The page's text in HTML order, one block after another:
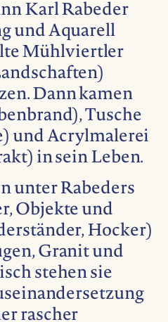
Karl Rabeder
und Aquarell
Mühlviertler
Dann kamen
Tusche
und Acrylmalerei
in sein Leben.
unter Rabeders
Objekte und
Hocker)
Granit und
stehen sie
rascher